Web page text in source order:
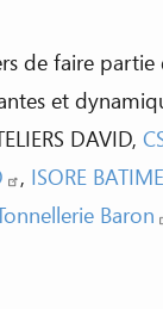
de faire
et
DAVID,
, ISORE
Baron